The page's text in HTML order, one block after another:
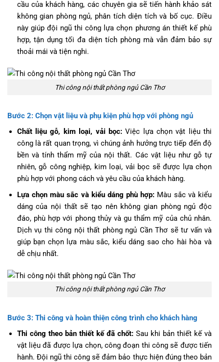
cầu của khách hàng, các chuyên gia sẽ tiến hành khảo sát
không gian phòng ngủ, phân tích diện tích và bố cục. Điều
này giúp đội ngũ thi công lựa chọn phương án thiết kế phù
hợp, tận dụng tối đa diện tích phòng mà vẫn đảm bảo sự
thoải mái và tiện nghi.
Thi công nội thất phòng ngủ Cần Thơ
Bước 2: Chọn vật liệu và phụ kiện phù hợp với phòng ngủ
Chất liệu gỗ, kim loại, vải bọc:Việc lựa chọn vật liệu thi
công là rất quan trọng, vì chúng ảnh hưởng trực tiếp đến độ
bền và tính thẩm mỹ của nội thất. Các vật liệu như gỗ tự
nhiên, gỗ công nghiệp, kim loại, vải bọc sẽ được lựa chọn
phù hợp với phong cách và yêu cầu của khách hàng.
Lựa chọn màu sắc và kiểu dáng phù hợp: Màu sắc và kiểu
dáng của nội thất sẽ tạo nên không gian phòng ngủ độc
đáo, phù hợp với phong thủy và gu thẩm mỹ của chủ nhân.
Dịch vụ thi công nội thất phòng ngủ Cần Thơ sẽ tư vấn và
giúp bạn chọn lựa màu sắc, kiểu dáng sao cho hài hòa và
dễ chịu nhất.
Thi công nội thất phòng ngủ Cần Thơ
Bước 3: Thi công và hoàn thiện công trình cho khách hàng
Thi công theo bản thiết kế đã chốt:Sau khi bản thiết kế và
vật liệu đã được lựa chọn, công đoạn thi công sẽ được tiến
hành. Đội ngũ thi công sẽ đảm bảo thực hiện đúng theo bản